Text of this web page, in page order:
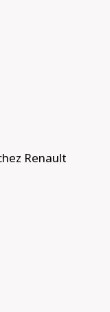
Renault